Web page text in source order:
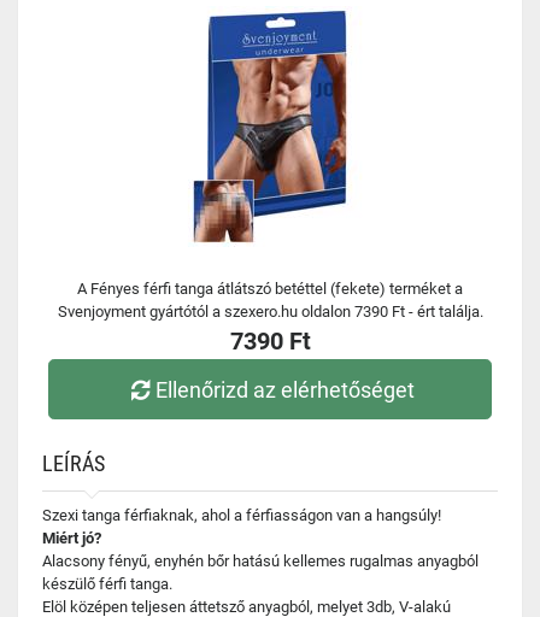
A Fényes férfi tanga átlátszó betéttel (fekete) terméket a
Svenjoyment gyártótól a szexero.hu oldalon 7390 Ft - ért találja.
7390 Ft
Ellenőrizd az elérhetőséget
LEÍRÁS
Szexi tanga férfiaknak, ahol a férfiasságon van a hangsúly!
Miért jó?
Alacsony fényű, enyhén bőr hatású kellemes rugalmas anyagból
készülő férfi tanga.
Elöl középen teljesen áttetsző anyagból, melyet 3db, V-alakú